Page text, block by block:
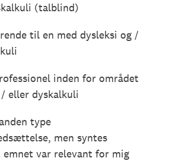
(talblind)
til en med dysleksi og /
inden for området
eller dyskalkuli
type
men syntes
emnet var relevant for mig